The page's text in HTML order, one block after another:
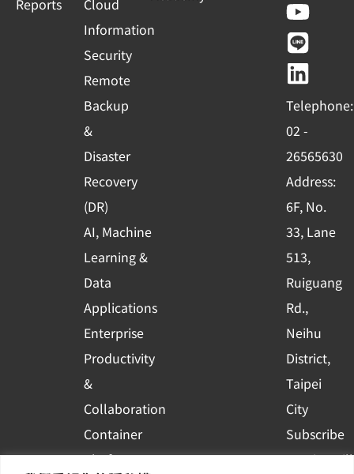
Reports
Cloud
Information
Security
Remote
Backup
&
Disaster
Recovery
(DR)
AI, Machine
Learning &
Data
Applications
Enterprise
Productivity
&
Collaboration
Container
Platform
c
e
b
o
o
k
-
s
q
u
a
r
e
u
t
u
b
e
n
e
n
k
e
d
i
n
Telephone:
02 -
26565630
Address:
6F, No.
33, Lane
513,
Ruiguang
Rd.,
Neihu
District,
Taipei
City
Subscribe
to WingWill